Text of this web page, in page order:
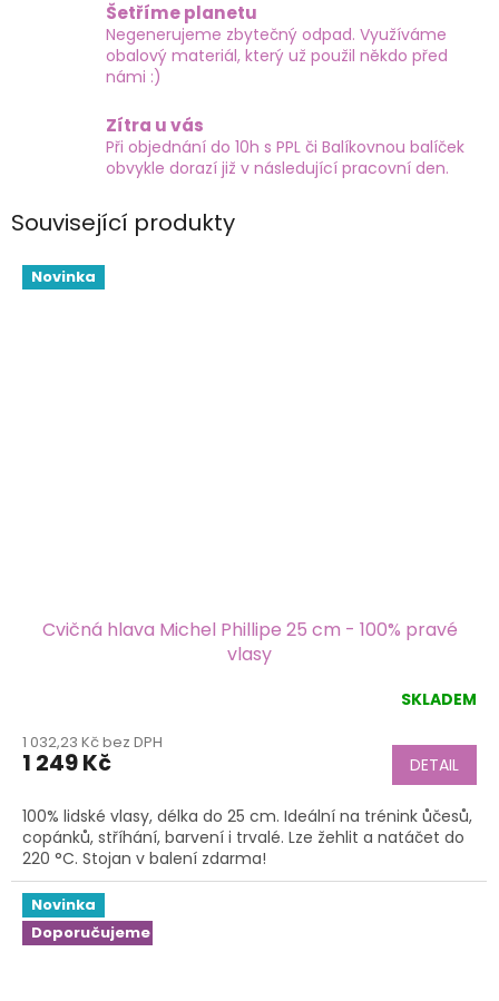
Šetříme planetu
Negenerujeme zbytečný odpad. Využíváme
obalový materiál, který už použil někdo před
námi :)
Zítra u vás
Při objednání do 10h s PPL či Balíkovnou balíček
obvykle dorazí již v následující pracovní den.
Související produkty
Novinka
Cvičná hlava Michel Phillipe 25 cm - 100% pravé
vlasy
SKLADEM
1 032,23 Kč bez DPH
1 249 Kč DETAIL
100% lidské vlasy, délka do 25 cm. Ideální na trénink ůčesů,
copánků, stříhání, barvení i trvalé. Lze žehlit a natáčet do
220 °C. Stojan v balení zdarma!
Novinka
Doporučujeme